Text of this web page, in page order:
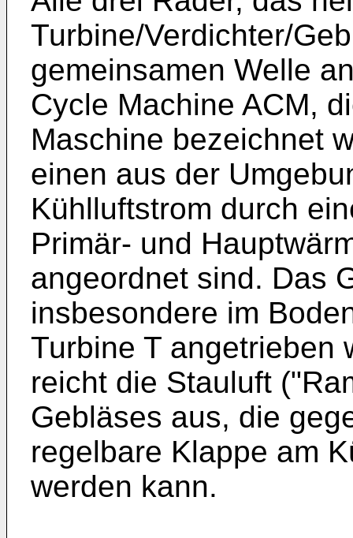
Turbine/Verdichter/
gemeinsamen Welle
Cycle Machine ACM,
Maschine bezeichnet
einen aus der
Kühlluftstrom durch
Primär- und
angeordnet sind. Das
insbesondere im
Turbine T angetrieben
reicht die Stauluft
Gebläses aus, die
regelbare Klappe am
werden kann.